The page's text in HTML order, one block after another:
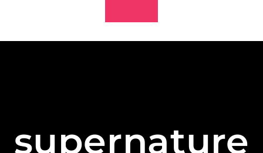
supernature